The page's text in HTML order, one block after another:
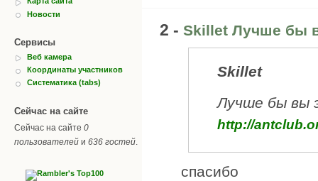
Новости
Сервисы
Веб камера
Координаты участников
Систематика (tabs)
Сейчас на сайте
Сейчас на сайте 0
пользователей и 636 гостей
2 - Skillet Лучше бы
Skillet
Лучше бы вы
http://
спасибо